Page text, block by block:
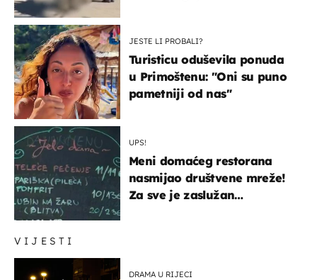
VIJESTI
DRAMA U RIJECI
JESTE LI PROBALI?
Turisticu oduševila ponuda
u Primoštenu: "Oni su puno
pametniji od nas"
UPS!
Meni domaćeg restorana
nasmijao društvene mreže!
Za sve je zaslužan